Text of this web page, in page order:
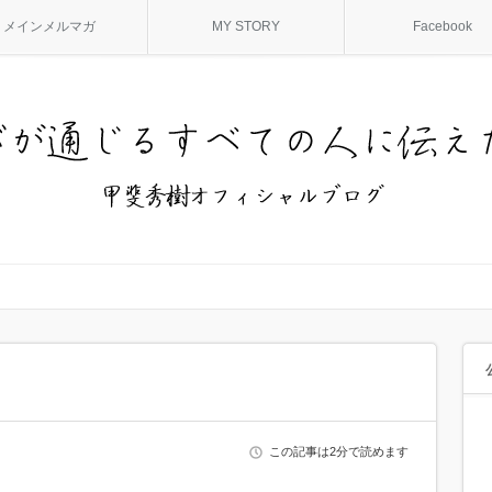
メインメルマガ MY STORY Facebook
この記事は2分で読めます